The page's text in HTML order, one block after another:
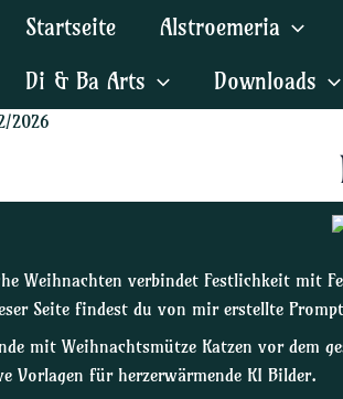
Startseite Alstroemeria
Di & Ba Arts
Downloads
2026
Weihnachten verbindet Festlichkeit mit
Seite findest du von mir erstellte
mit Weihnachtsmütze Katzen vor dem
Vorlagen für herzerwärmende KI Bilder.